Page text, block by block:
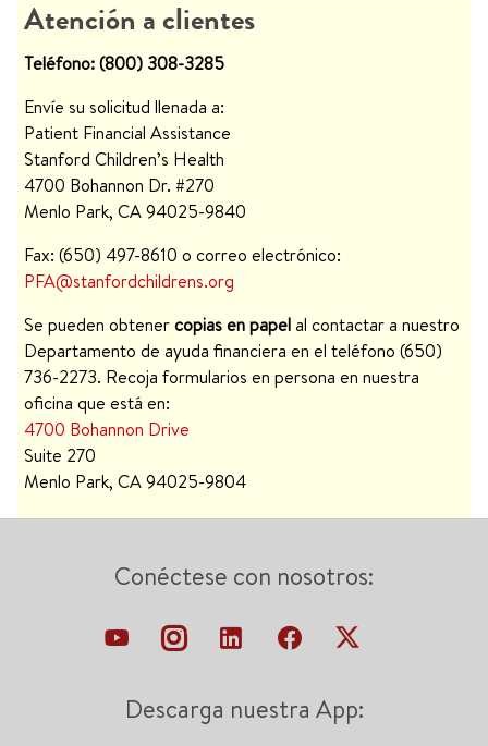
Atención a clientes
Teléfono: (800) 308-3285
Envíe su solicitud llenada a:
Patient Financial Assistance
Stanford Children’s Health
4700 Bohannon Dr. #270
Menlo Park, CA 94025-9840
Fax: (650) 497-8610 o correo electrónico:
PFA@stanfordchildrens.org
Se pueden obtenercopias en papelal contactar a nuestro
Departamento de ayuda financiera en el teléfono (650)
736-2273. Recoja formularios en persona en nuestra
oficina que está en:
4700 Bohannon Drive
Suite 270
Menlo Park, CA 94025-9804
Conéctese con nosotros:
Descarga nuestra App: